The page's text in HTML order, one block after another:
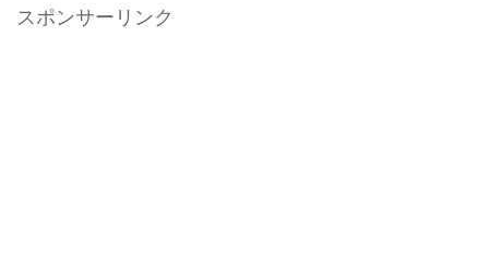
スポンサーリンク